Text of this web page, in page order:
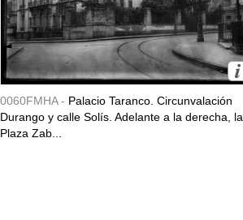
0060FMHA - Palacio Taranco. Circunvalación
Durango y calle Solís. Adelante a la derecha, la
Plaza Zab...